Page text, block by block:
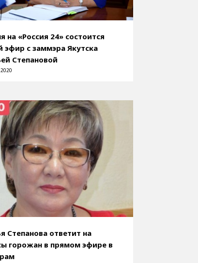
на «Россия 24» состоится
эфир с заммэра Якутска
Степановой
Степанова ответит на
горожан в прямом эфире в